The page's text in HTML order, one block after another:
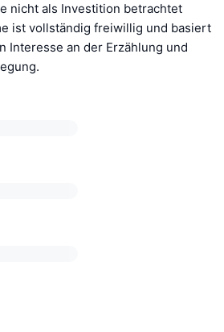
nicht als Investition betrachtet
ist vollständig freiwillig und basiert
Interesse an der Erzählung und